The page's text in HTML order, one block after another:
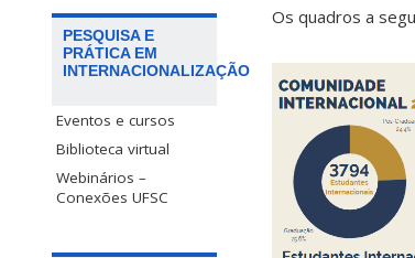
PESQUISA E
PRÁTICA EM
INTERNACIONALIZAÇÃO
Eventos e cursos
Biblioteca virtual
Webinários –
Conexões UFSC
Os quadros a